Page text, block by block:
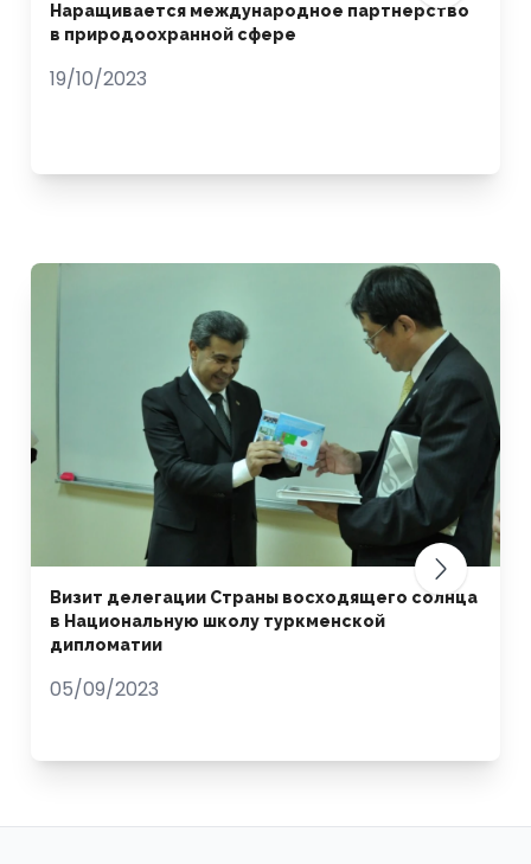
Наращивается международное партнерство
в природоохранной сфере
19/10/2023
Визит делегации Страны восходящего солнца
в Национальную школу туркменской
дипломатии
05/09/2023